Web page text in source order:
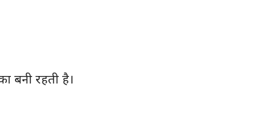
बनी रहती है।